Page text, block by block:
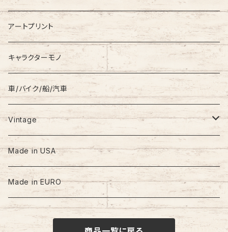
Coat
Levi’s
アートプリント
キャラクターモノ
車/バイク/船/汽車
Vintage
60s-70s
80s
90s
Made in USA
Made in EURO